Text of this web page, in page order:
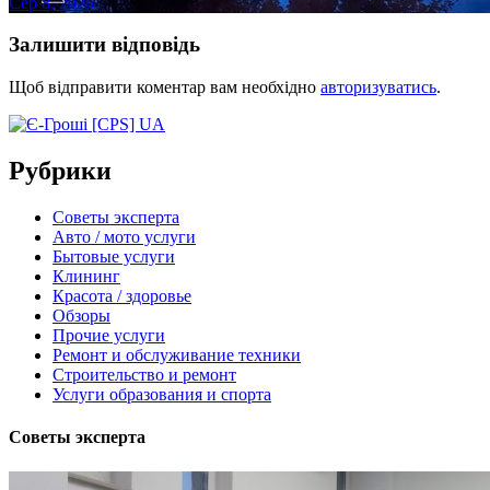
Залишити відповідь
Щоб відправити коментар вам необхідно авторизуватись.
Рубрики
Советы эксперта
Авто / мото услуги
Бытовые услуги
Клининг
Красота / здоровье
Обзоры
Прочие услуги
Ремонт и обслуживание техники
Строительство и ремонт
Услуги образования и спорта
Советы эксперта